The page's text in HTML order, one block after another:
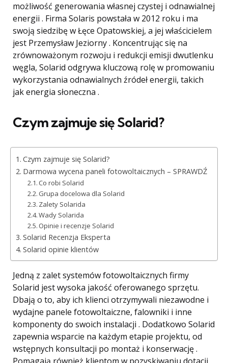
możliwość generowania własnej czystej i odnawialnej
energii . Firma Solaris powstała w 2012 roku i ma
swoją siedzibę w Łęce Opatowskiej, a jej właścicielem
jest Przemysław Jeziorny . Koncentrując się na
zrównoważonym rozwoju i redukcji emisji dwutlenku
węgla, Solarid odgrywa kluczową rolę w promowaniu
wykorzystania odnawialnych źródeł energii, takich
jak energia słoneczna .
Czym zajmuje się Solarid?
Czym zajmuje się Solarid?
Darmowa wycena paneli fotowoltaicznych – SPRAWDŹ
Co robi Solarid
Grupa docelowa dla Solarid
Zalety Solarida
Wady Solarida
Opinie i recenzje Solarid
Solarid Recenzja Eksperta
Solarid opinie klientów
Jedną z zalet systemów fotowoltaicznych firmy
Solarid jest wysoka jakość oferowanego sprzętu.
Dbają o to, aby ich klienci otrzymywali niezawodne i
wydajne panele fotowoltaiczne, falowniki i inne
komponenty do swoich instalacji . Dodatkowo Solarid
zapewnia wsparcie na każdym etapie projektu, od
wstępnych konsultacji po montaż i konserwację .